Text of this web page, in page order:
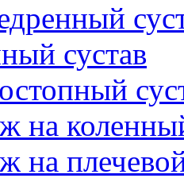
сустав
на
на